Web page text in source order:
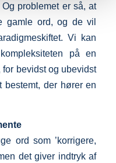
problemet er så, at
gamle ord, og de vil
Vi kan
på en
bevidst og ubevidst
bestemt, der hører en
ord som ’korrigere,
det giver indtryk af